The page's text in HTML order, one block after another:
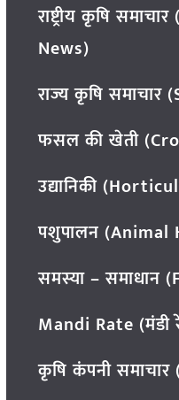
राष्ट्रीय कृषि
News)
राज्य कृषि
फसल की खेती
उद्यानिकी
पशुपालन (Animal
समस्या – समाधान
Mandi Rate (मंडी
कृषि कंपनी